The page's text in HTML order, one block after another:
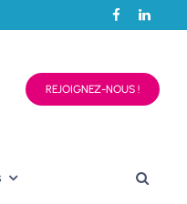
REJOIGNEZ-NOUS !